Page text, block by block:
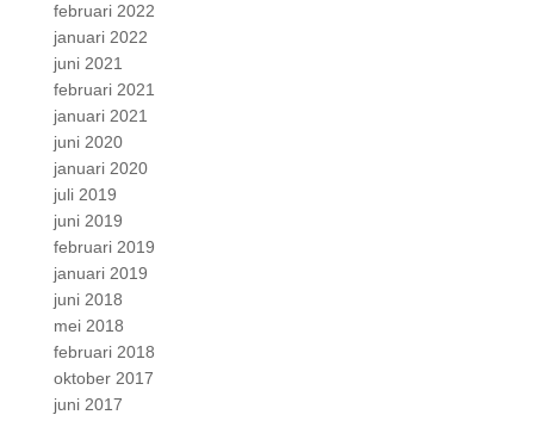
februari 2022
januari 2022
juni 2021
februari 2021
januari 2021
juni 2020
januari 2020
juli 2019
juni 2019
februari 2019
januari 2019
juni 2018
mei 2018
februari 2018
oktober 2017
juni 2017